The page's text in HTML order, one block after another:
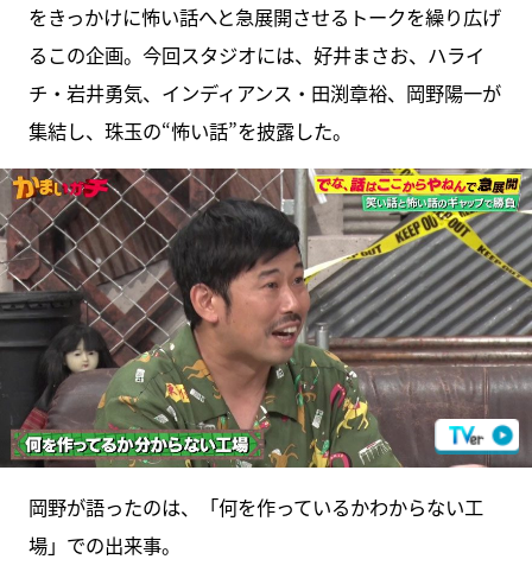
をきっかけに怖い話へと急展開させるトークを繰り広げ
るこの企画。今回スタジオには、好井まさお、ハライ
チ・岩井勇気、インディアンス・田渕章裕、岡野陽一が
集結し、珠玉の“怖い話”を披露した。
岡野が語ったのは、「何を作っているかわからない工
場」での出来事。